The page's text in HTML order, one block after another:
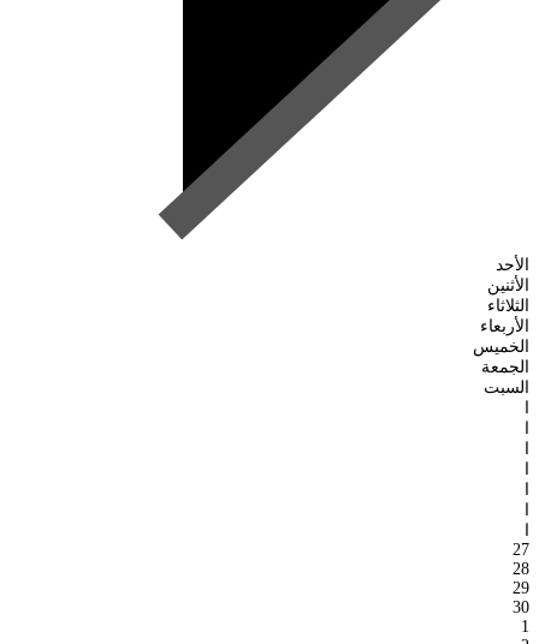
الأحد
الأثنين
الثلاثاء
الأربعاء
الخميس
الجمعة
السبت
ا
ا
ا
ا
ا
ا
ا
27
28
29
30
1